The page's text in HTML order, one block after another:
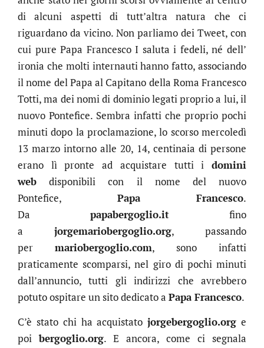
di alcuni aspetti di tutt’altra natura che ci
riguardano da vicino. Non parliamo dei Tweet, con
cui pure Papa Francesco I saluta i fedeli, né dell’
ironia che molti internauti hanno fatto, associando
il nome del Papa al Capitano della Roma Francesco
Totti, ma dei nomi di dominio legati proprio a lui, il
nuovo Pontefice. Sembra infatti che proprio pochi
minuti dopo la proclamazione, lo scorso mercoledì
13 marzo intorno alle 20, 14, centinaia di persone
erano lì pronte ad acquistare tutti i domini
web disponibili con il nome del nuovo
Pontefice, Papa Francesco.
Da papabergoglio.it fino
a jorgemariobergoglio.org, passando
per mariobergoglio.com, sono infatti
praticamente scomparsi, nel giro di pochi minuti
dall’annuncio, tutti gli indirizzi che avrebbero
potuto ospitare un sito dedicato a Papa Francesco.
C’è stato chi ha acquistatojorgebergoglio.org e
poibergoglio.org. E ancora, come ci segnala